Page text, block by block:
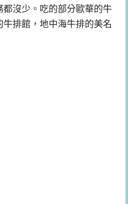
沒少。吃的部分歐華的牛
排館，地中海牛排的美名